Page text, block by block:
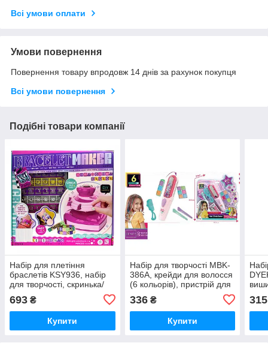
Всі умови оплати
Умови повернення
Повернення товару впродовж 14 днів за рахунок покупця
Всі умови повернення
Подібні товари компанії
Набір для плетіння
браслетів KSY936, набір
для творчості, скринька/
693 ₴
Купити
Набір для творчості MBK-
386A, крейди для волосся
(6 кольорів), пристрій для
фарбування, гребінець,
шпильки
336₴
Купити
315